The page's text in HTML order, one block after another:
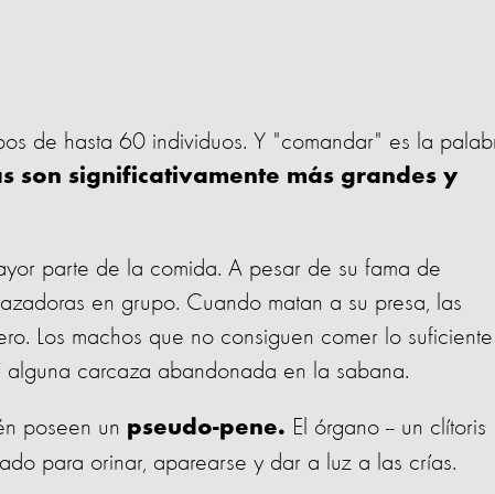
de hasta 60 individuos. Y "comandar" es la
son significativamente más grandes y
parte de la comida. A pesar de su fama de
en grupo. Cuando matan a su presa, las
Los machos que no consiguen comer lo suficiente
carcaza abandonada en la sabana.
poseen un pseudo-pene. El órgano -- un clítoris
para orinar, aparearse y dar a luz a las crías.